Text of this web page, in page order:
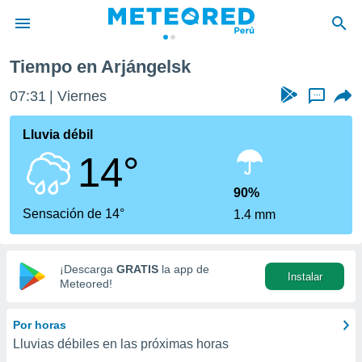
de
ha sido
para
que se
calidad.
a este
las
y
digital
basada
Tiempo en Arjángelsk
07:31 Viernes ...
Lluvia débil
14°
Sensación de 14°
90%
1.4 mm
¡Descarga GRATIS la app de
Meteored!
Instalar
Por horas
Lluvias débiles en las próximas horas